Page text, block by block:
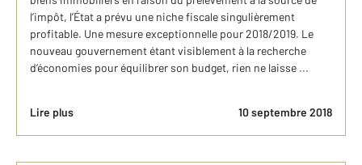
l’impôt, l’État a prévu une niche fiscale singulièrement
profitable. Une mesure exceptionnelle pour 2018/2019. Le
nouveau gouvernement étant visiblement à la recherche
d’économies pour équilibrer son budget, rien ne laisse ...
Lire plus 10 septembre 2018